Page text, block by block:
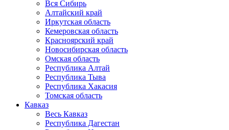
Вся Сибирь
Алтайский край
Иркутская область
Кемеровская область
Красноярский край
Новосибирская область
Омская область
Республика Алтай
Республика Тыва
Республика Хакасия
Томская область
Кавказ
Весь Кавказ
Республика Дагестан